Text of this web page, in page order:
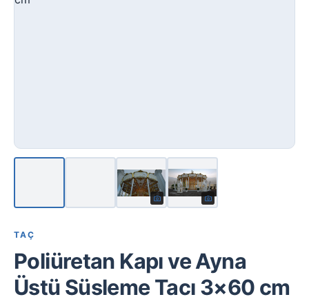
TAÇ
Poliüretan Kapı ve Ayna
Üstü Süsleme Tacı 3×60 cm